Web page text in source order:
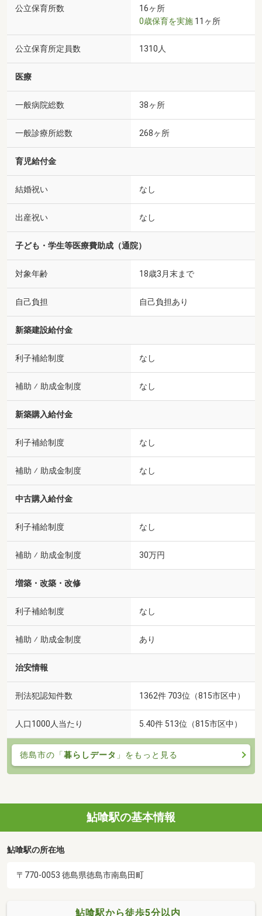
公立保育所数
16ヶ所
0歳保育を実施 11ヶ所
公立保育所定員数 1310人
医療
一般病院総数 38ヶ所
一般診療所総数 268ヶ所
育児給付金
結婚祝い なし
出産祝い なし
子ども・学生等医療費助成（通院）
対象年齢 18歳3月末まで
自己負担 自己負担あり
新築建設給付金
利子補給制度 なし
補助 ⁄ 助成金制度 なし
新築購入給付金
利子補給制度 なし
補助 ⁄ 助成金制度 なし
中古購入給付金
利子補給制度 なし
補助 ⁄ 助成金制度 30万円
増築・改築・改修
利子補給制度 なし
補助 ⁄ 助成金制度 あり
治安情報
刑法犯認知件数 1362件 703位（815市区中）
人口1000人当たり 5.40件 513位（815市区中）
徳島市の「暮らしデータ 」をもっと見る
鮎喰駅の基本情報
鮎喰駅の所在地
〒770-0053 徳島県徳島市南島田町
鮎喰駅から徒歩5分以内